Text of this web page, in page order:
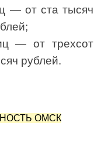
— от ста тысяч
— от трехсот
рублей.
ОМСК